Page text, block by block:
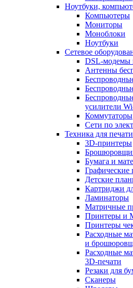
Ноутбуки,
Компьютеры
Мониторы
Моноблоки
Ноутбуки
Сетевое
DSL-модемы
Антенны
усилители
Коммутаторы
Сети по
Техника для
3D-принтеры
Бумага и
Детские
Картриджи
Ламинаторы
Матричные
Принтеры и
Принтеры
Расходные
и
Расходные
3D-печати
Резаки для
Сканеры